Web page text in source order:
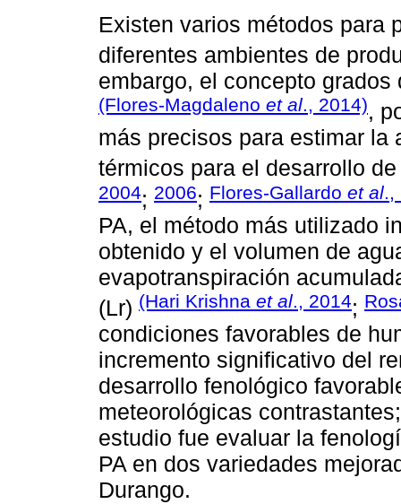
Existen varios métodos para
diferentes ambientes de
embargo, el concepto
(Flores-Magdaleno et al., 2014),
más precisos para estimar la
térmicos para el desarrollo
2004; 2006; Flores-Gallardo et al.,
PA, el método más utilizado
obtenido y el volumen de
evapotranspiración
(Lr) (Hari Krishna et al., 2014;
condiciones favorables de
incremento significativo del
desarrollo fenológico
meteorológicas
estudio fue evaluar la
PA en dos variedades
Durango.